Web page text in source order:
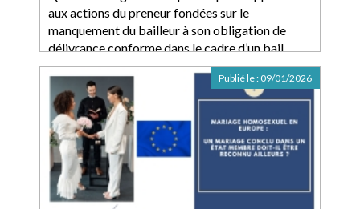
aux actions du preneur fondées sur le
manquement du bailleur à son obligation de
délivrance conforme dans le cadre d’un bail
commercial ?
Publié le : 09/01/2026